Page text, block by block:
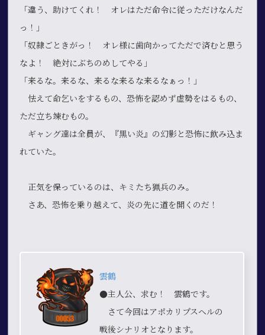
「違う、助けてくれ！ オレはただ命令に従っただけなんだ
っ！」
「奴隷ごときがっ！ オレ様に歯向かってただで済むと思う
なよ！ 絶対にぶちのめしてやる」
「来るな。来るな、来るな来るな来るなぁっ！」
怯えて命乞いをするもの、恐怖を認めず虚勢をはるもの、
ただ立ち竦むもの。
ギャング達は全員が、『黒い炎』の幻影と恐怖に飲み込ま
れていた。
正気を保っているのは、キミたち猟兵のみ。
さあ、恐怖を乗り越えて、炎の先に道を開くのだ！
雲鶴
●主人公、求む！ 雲鶴です。
さて今回はアポカリプスヘルの
戦後シナリオとなります。